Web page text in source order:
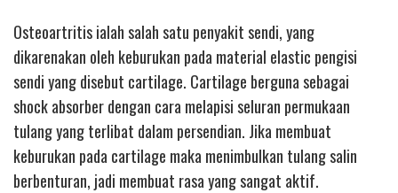
Osteoartritis ialah salah satu penyakit sendi, yang
dikarenakan oleh keburukan pada material elastic pengisi
sendi yang disebut cartilage. Cartilage berguna sebagai
shock absorber dengan cara melapisi seluran permukaan
tulang yang terlibat dalam persendian. Jika membuat
keburukan pada cartilage maka menimbulkan tulang salin
berbenturan, jadi membuat rasa yang sangat aktif.